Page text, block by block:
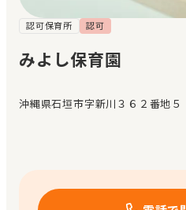
メッセージ
おすすめの園
エンクルの特徴と活用方法
認可保育所 認可
みよし保育園
沖縄県石垣市字新川３６２番地５